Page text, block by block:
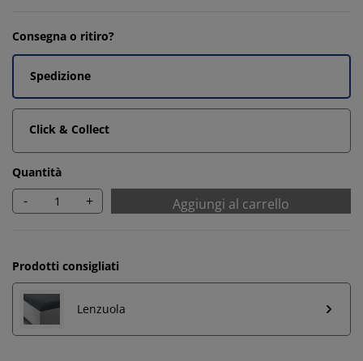
Consegna o ritiro?
Spedizione
Click & Collect
Quantità
- + Aggiungi al carrello
Prodotti consigliati
Lenzuola